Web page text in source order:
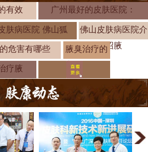
有效 广州最好的皮肤医院：
肤病医院 佛山狐
佛山皮肤病医院介
绍腋
危害有哪些
腋臭治疗的
方法有哪些
疗腋